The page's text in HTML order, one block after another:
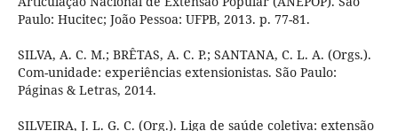
Paulo: Hucitec; João Pessoa: UFPB, 2013. p. 77-81.
SILVA, A. C. M.; BRÊTAS, A. C. P.; SANTANA, C. L. A. (Orgs.).
Com-unidade: experiências extensionistas. São Paulo:
Páginas & Letras, 2014.
SILVEIRA, J. L. G. C. (Org.). Liga de saúde coletiva: extensão